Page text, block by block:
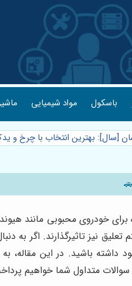
باسکول مواد شیمیایی
[سال]: بهترین انتخاب با چرخ و
برای خودروی محبوبی مانند
نیز تاثیرگذارند. اگر به
داشته باشید. در این
سوالات متداول شما خواهیم